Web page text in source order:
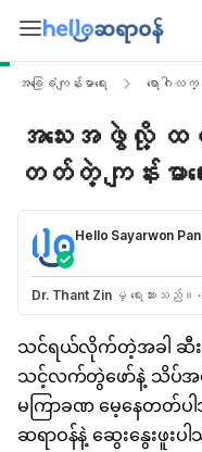
အခြေခံကျန်းမာရေး ရောဂါလက္ခ
အသေးအဖွဲလို့ ထင်
တတ်တဲ့ ကျန်းမာ
Hello Sayarwon
Dr. Thant Zinမှ ရေးသားသည်။ ·
သင်ရယ်လိုက်တဲ့အခါ ဆီး
သင့်လက်တွဲဖော်နဲ့ သိပ်အစ
မကြာခဏ မေ့နေတတ်ပါ
ဆရာဝန်နဲ့ ဆွေးနွေးဖူး